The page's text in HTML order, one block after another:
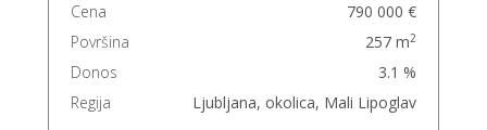
Cena
790 000 €
Površina
257 m2
Donos
3.1 %
Regija
Ljubljana, okolica, Mali Lipoglav